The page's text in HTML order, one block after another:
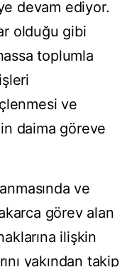
devam ediyor.
olduğu gibi
toplumla
ve
daima göreve
ve
görev alan
ilişkin
yakından takip